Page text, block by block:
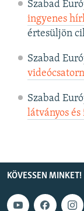
Szabad
ingyenes
értesüljön
Szabad
Szabad
látványos
KÖVESSEN MINKET!